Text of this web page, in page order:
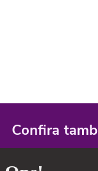
Confira